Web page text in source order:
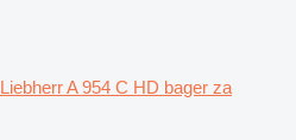
Liebherr A 954 C HD bager za